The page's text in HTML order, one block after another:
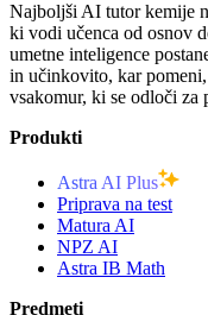
Najboljši AI tutor kemije
ki vodi učenca od osnov
umetne inteligence
in učinkovito, kar
vsakomur, ki se odloči za
Produkti
Astra AI Plus
Priprava na test
Matura AI
NPZ AI
Astra IB Math
Predmeti